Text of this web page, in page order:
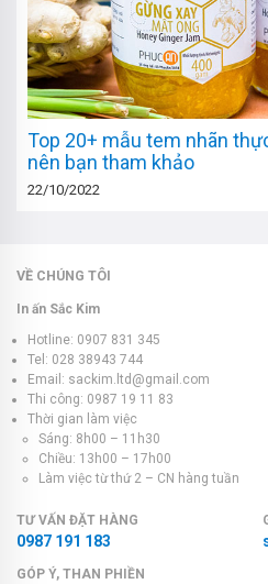
Top 20+ mẫu tem nhãn
nên bạn tham khảo
22/10/2022
VỀ CHÚNG TÔI
In ấn Sắc Kim
Hotline: 0907 831 345
Tel: 028 38943 744
Email: sackim.ltd@gmail.com
Thi công: 0987 19 11 83
Thời gian làm việc
Sáng: 8h00 – 11h30
Chiều: 13h00 – 17h00
Làm việc từ thứ 2 – CN hàng tuần
TƯ VẤN ĐẶT HÀNG
0987 191 183
GÓP Ý, THAN PHIỀN